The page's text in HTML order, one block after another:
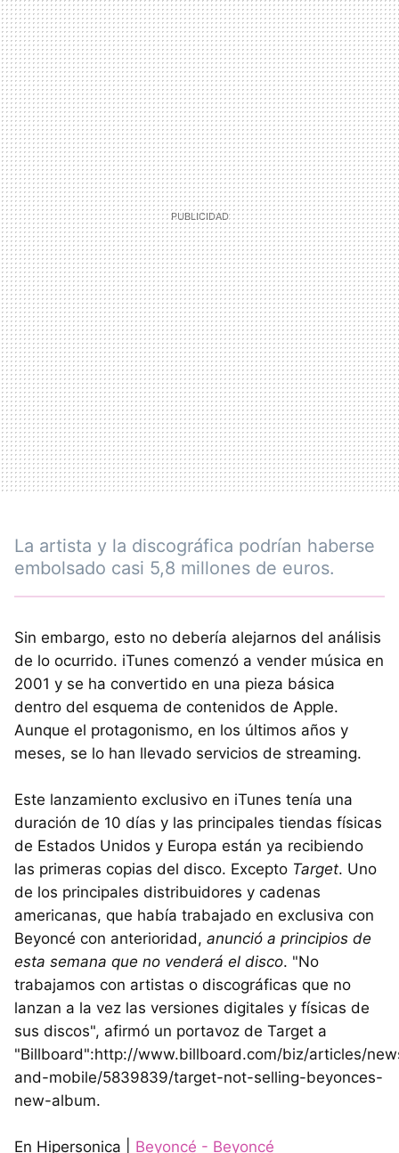
La artista y la discográfica podrían haberse
embolsado casi 5,8 millones de euros.
Sin embargo, esto no debería alejarnos del análisis
de lo ocurrido. iTunes comenzó a vender música en
2001 y se ha convertido en una pieza básica
dentro del esquema de contenidos de Apple.
Aunque el protagonismo, en los últimos años y
meses, se lo han llevado servicios de streaming.
Este lanzamiento exclusivo en iTunes tenía una
duración de 10 días y las principales tiendas físicas
de Estados Unidos y Europa están ya recibiendo
las primeras copias del disco. Excepto Target. Uno
de los principales distribuidores y cadenas
americanas, que había trabajado en exclusiva con
Beyoncé con anterioridad, anunció a principios de
esta semana que no venderá el disco. "No
trabajamos con artistas o discográficas que no
lanzan a la vez las versiones digitales y físicas de
sus discos", afirmó un portavoz de Target a
"Billboard":http://www.billboard.com/biz/articles/
and-mobile/5839839/target-not-selling-beyonces-
new-album.
En Hipersonica | Beyoncé - Beyoncé